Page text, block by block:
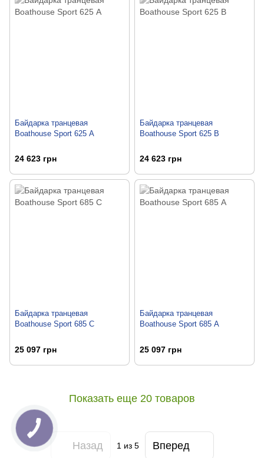
Байдарка транцевая
Boathouse Sport 625 А
24 623 грн
Байдарка транцевая
Boathouse Sport 625 В
24 623 грн
Байдарка транцевая
Boathouse Sport 685 C
25 097 грн
Байдарка транцевая
Boathouse Sport 685 А
25 097 грн
Показать еще 20 товаров
Назад 1 из 5 Вперед